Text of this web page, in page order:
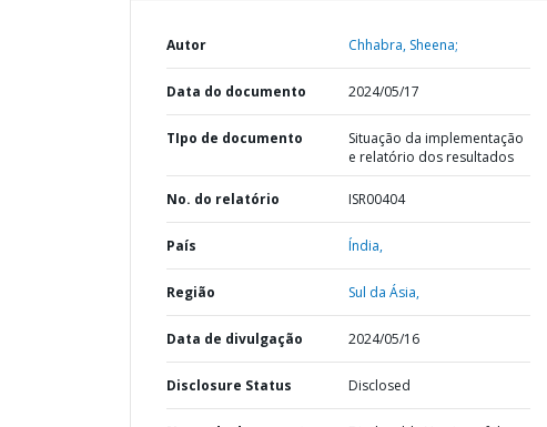
Autor Chhabra, Sheena;
Data do documento 2024/05/17
TIpo de documento
Situação da implementação
e relatório dos resultados
No. do relatório ISR00404
País Índia,
Região Sul da Ásia,
Data de divulgação 2024/05/16
Disclosure Status Disclosed